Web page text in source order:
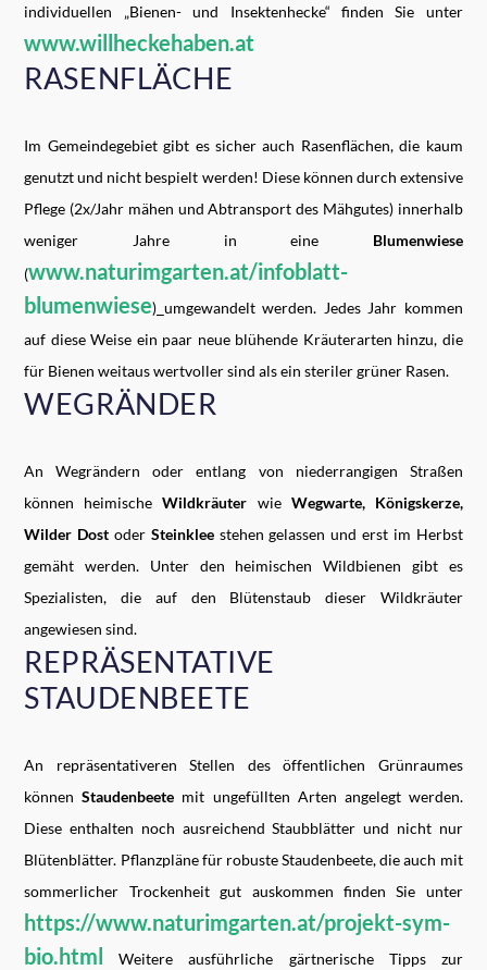
individuellen „Bienen- und Insektenhecke“ finden Sie unter
www.willheckehaben.at
RASENFLÄCHE
Im Gemeindegebiet gibt es sicher auch Rasenflächen, die kaum
genutzt und nicht bespielt werden! Diese können durch extensive
Pflege (2x/Jahr mähen und Abtransport des Mähgutes) innerhalb
weniger Jahre in eine Blumenwiese
(www.naturimgarten.at/infoblatt-
blumenwiese) umgewandelt werden. Jedes Jahr kommen
auf diese Weise ein paar neue blühende Kräuterarten hinzu, die
für Bienen weitaus wertvoller sind als ein steriler grüner Rasen.
WEGRÄNDER
An Wegrändern oder entlang von niederrangigen Straßen
können heimischeWildkräuter wie Wegwarte, Königskerze,
Wilder Dost oder Steinkleestehen gelassen und erst im Herbst
gemäht werden. Unter den heimischen Wildbienen gibt es
Spezialisten, die auf den Blütenstaub dieser Wildkräuter
angewiesen sind.
REPRÄSENTATIVE
STAUDENBEETE
An repräsentativeren Stellen des öffentlichen Grünraumes
könnenStaudenbeete mit ungefüllten Arten angelegt werden.
Diese enthalten noch ausreichend Staubblätter und nicht nur
Blütenblätter. Pflanzpläne für robuste Staudenbeete, die auch mit
sommerlicher Trockenheit gut auskommen finden Sie unter
https://www.naturimgarten.at/projekt-sym-
bio.html Weitere ausführliche gärtnerische Tipps zur